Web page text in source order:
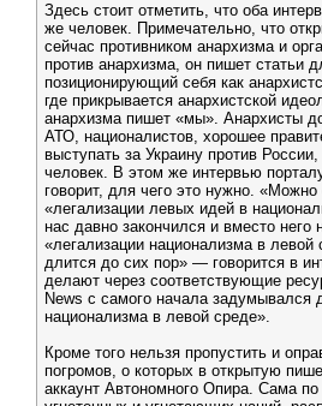
Здесь стоит отметить, что оба
же человек. Примечательно, что
сейчас противником анархизма и
против анархизма, он пишет статьи
позиционирующий себя как
где прикрывается анархистской
анархизма пишет «мы». Анархисты
АТО, националистов, хорошее
выступать за Украину против
человек. В этом же интервью
говорит, для чего это нужно. «Можно
«легализации левых идей в
нас давно закончился и вместо него
«легализации национализма в левой
длится до сих пор» — говорится в
делают через соответствующие
News с самого начала задумывался
национализма в левой среде».
Кроме того нельзя пропустить и
погромов, о которых в открытую
аккаунт Автономного Опира. Сама по